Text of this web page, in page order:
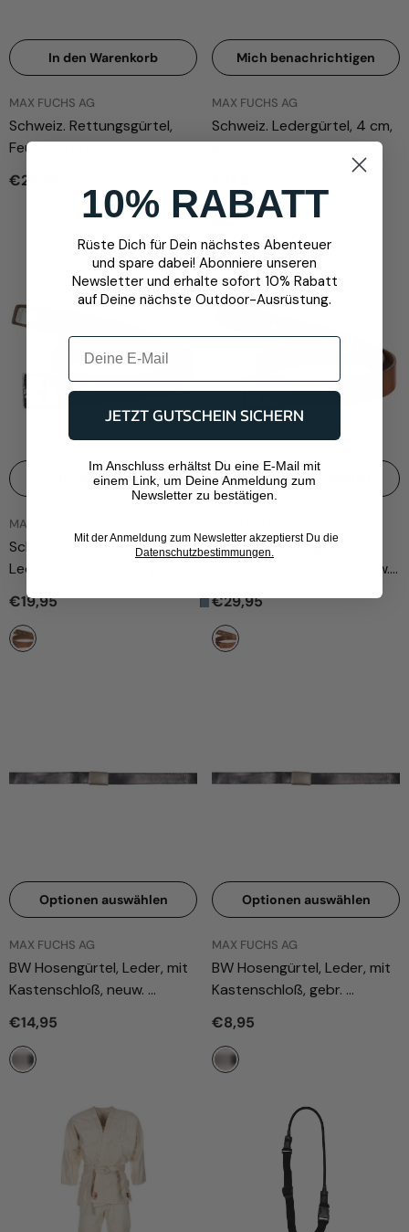
In den Warenkorb
ANBIETER:
MAX FUCHS AG
Schweiz. Rettungsgürtel,
Feuerwehr, neuw.
€29,95
Mich benachrichtigen
ANBIETER:
MAX FUCHS AG
Schweiz. Ledergürtel, 4 cm,
gebr.- Braun
Optionen auswählen
ANBIETER:
MAX FUCHS AG
Schweiz. Hosengürtel,
Leder, braun, 33 mm, gebr.
- Braun
€19,95
Optionen auswählen
Schweiz. Hosengürtel,
Leder, braun, 33 mm, neuw.
€29,95
Optionen auswählen
ANBIETER:
MAX FUCHS AG
BW Hosengürtel, Leder, mit
Kastenschloß, neuw.
€14,95
Optionen auswählen
ANBIETER:
MAX FUCHS AG
BW Hosengürtel, Leder, mit
Kastenschloß, gebr.
€8,95
10% RABATT
Rüste Dich für Dein nächstes Abenteuer
und spare dabei! Abonniere unseren
Newsletter und erhalte sofort 10% Rabatt
auf Deine nächste Outdoor-Ausrüstung.
JETZT GUTSCHEIN SICHERN
Im Anschluss erhältst Du eine E-Mail mit
einem Link, um Deine Anmeldung zum
Newsletter zu bestätigen.
Mit der Anmeldung zum Newsletter akzeptierst Du die
Datenschutzbestimmungen.